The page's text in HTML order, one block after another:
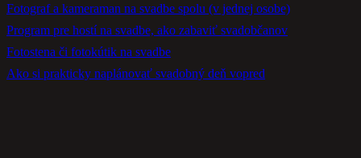
Fotograf a kameraman na svadbe spolu (v jednej osobe)
Program pre hostí na svadbe, ako zabaviť svadobčanov
Fotostena či fotokútik na svadbe
Ako si prakticky naplánovať svadobný deň vopred